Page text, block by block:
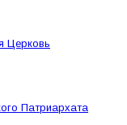
Церковь
Патриархата